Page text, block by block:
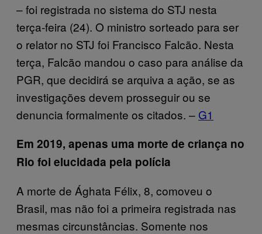
– foi registrada no sistema do STJ nesta
terça-feira (24). O ministro sorteado para ser
o relator no STJ foi Francisco Falcão. Nesta
terça, Falcão mandou o caso para análise da
PGR, que decidirá se arquiva a ação, se as
investigações devem prosseguir ou se
denuncia formalmente os citados. – G1
Em 2019, apenas uma morte de criança no
Rio foi elucidada pela polícia
A morte de Ághata Félix, 8, comoveu o
Brasil, mas não foi a primeira registrada nas
mesmas circunstâncias. Somente nos